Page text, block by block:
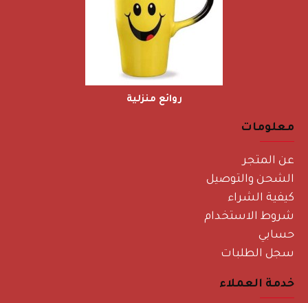
روائع منزلية
معلومات
عن المتجر
الشحن والتوصيل
كيفية الشراء
شروط الاستخدام
حسابي
سجل الطلبات
خدمة العملاء